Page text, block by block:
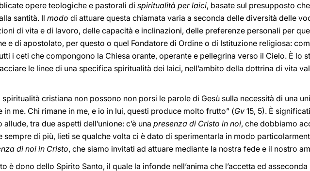
opere teologiche e pastorali di spiritualità per laici, basate sul presupposto
santità. Il modo di attuare questa chiamata varia a seconda delle diversità delle
di vita e di lavoro, delle capacità e inclinazioni, delle preferenze personali per
e di apostolato, per questo o quel Fondatore di Ordine o di Istituzione religiosa:
i ceti che compongono la Chiesa orante, operante e pellegrina verso il Cielo. È lo
le linee di una specifica spiritualità dei laici, nell’ambito della dottrina di vita
cristiana non possono non porsi le parole di Gesù sulla necessità di una
in me. Chi rimane in me, e io in lui, questi produce molto frutto” (Gv 15, 5). È
tra due aspetti dell’unione: c’è una presenza di Cristo in noi, che dobbiamo
sempre di più, lieti se qualche volta ci è dato di sperimentarla in modo
di noi in Cristo, che siamo invitati ad attuare mediante la nostra fede e il nostro
è dono dello Spirito Santo, il quale la infonde nell’anima che l’accetta ed asseconda